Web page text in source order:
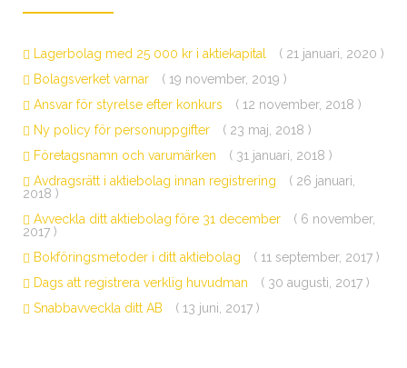
Lagerbolag med 25 000 kr i aktiekapital
( 21 januari, 2020 )
Bolagsverket varnar
( 19 november, 2019 )
Ansvar för styrelse efter konkurs
( 12 november, 2018 )
Ny policy för personuppgifter
( 23 maj, 2018 )
Företagsnamn och varumärken
( 31 januari, 2018 )
Avdragsrätt i aktiebolag innan registrering
( 26 januari,
2018 )
Avveckla ditt aktiebolag före 31 december
( 6 november,
2017 )
Bokföringsmetoder i ditt aktiebolag
( 11 september, 2017 )
Dags att registrera verklig huvudman
( 30 augusti, 2017 )
Snabbavveckla ditt AB
( 13 juni, 2017 )